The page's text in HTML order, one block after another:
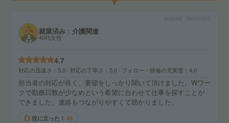
2025年05月
就業済み：介護関連
40代女性
4.7
対応の迅速さ 5.0 対応の丁寧さ 5.0 フォロー・研修の充実度 4.0
担当者の対応が良く、要望をしっかり聞いて頂けました。Wワー
クで勤務日数が少なめという希望に合わせて仕事を探すことが
できました。連絡もつながりやすくて助かりました。
役に立った！ 35